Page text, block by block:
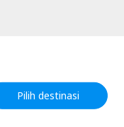
Pilih destinasi